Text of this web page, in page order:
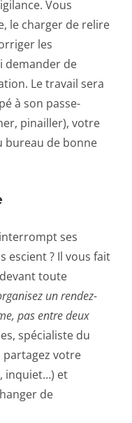
Vous
le charger de relire
les
demander de
Le travail sera
à son passe-
pinailler), votre
bureau de bonne
ses
escient ? Il vous fait
toute
un rendez-
pas entre deux
spécialiste du
partagez votre
inquiet…) et
de